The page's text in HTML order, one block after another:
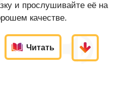
и прослушивайте её на
качестве.
Читать